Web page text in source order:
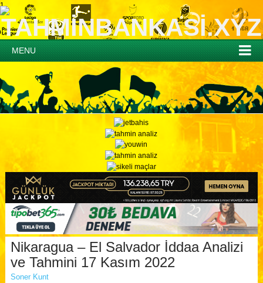
1
MENU
Nikaragua – El Salvador İddaa Analizi
ve Tahmini 17 Kasım 2022
Soner Kunt